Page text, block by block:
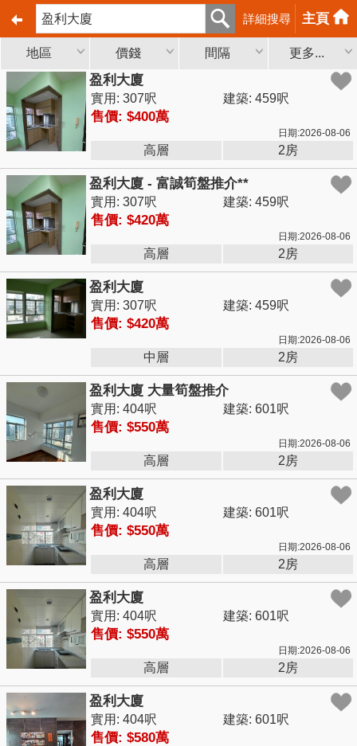
詳細搜尋 主頁
地區 價錢 間隔 更多...
盈利大廈
實用: 307呎 建築: 459呎
售價: $400萬
日期:2026-08-06
高層 2房
盈利大廈 - 富誠筍盤推介**
實用: 307呎 建築: 459呎
售價: $420萬
日期:2026-08-06
高層 2房
盈利大廈
實用: 307呎 建築: 459呎
售價: $420萬
日期:2026-08-06
中層 2房
盈利大廈 大量筍盤推介
實用: 404呎 建築: 601呎
售價: $550萬
日期:2026-08-06
高層 2房
盈利大廈
實用: 404呎 建築: 601呎
售價: $550萬
日期:2026-08-06
高層 2房
盈利大廈
實用: 404呎 建築: 601呎
售價: $550萬
日期:2026-08-06
高層 2房
盈利大廈
實用: 404呎 建築: 601呎
售價: $580萬